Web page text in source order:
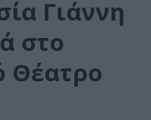
Γιάννη
στο
Θέατρο